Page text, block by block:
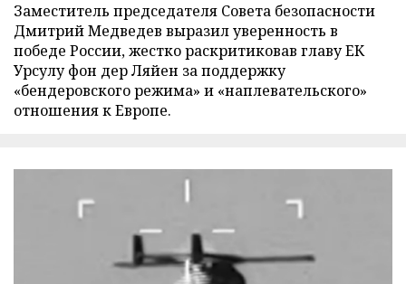
Заместитель председателя Совета безопасности
Дмитрий Медведев выразил уверенность в
победе России, жестко раскритиковав главу ЕК
Урсулу фон дер Ляйен за поддержку
«бендеровского режима» и «наплевательского»
отношения к Европе.